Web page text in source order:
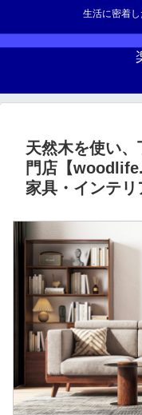
生活に密着し
天然木を使い
門店【
家具・インテリ